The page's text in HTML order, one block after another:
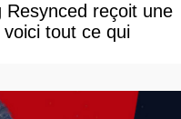
Resynced reçoit une
tout ce qui